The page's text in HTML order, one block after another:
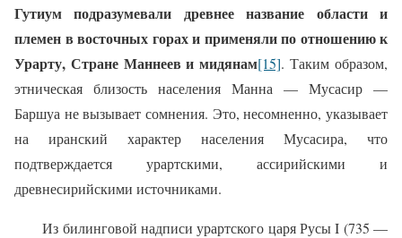
Гутиум подразумевали древнее название области и
племен в восточных горах и применяли по отношению к
Урарту, Стране Маннеев и мидянам[15]. Таким образом,
этническая близость населения Манна — Мусасир —
Баршуа не вызывает сомнения. Это, несомненно, указывает
на иранский характер населения Мусасира, что
подтверждается урартскими, ассирийскими и
древнесирийскими источниками.
Из билинговой надписи урартского царя Русы I (735 —